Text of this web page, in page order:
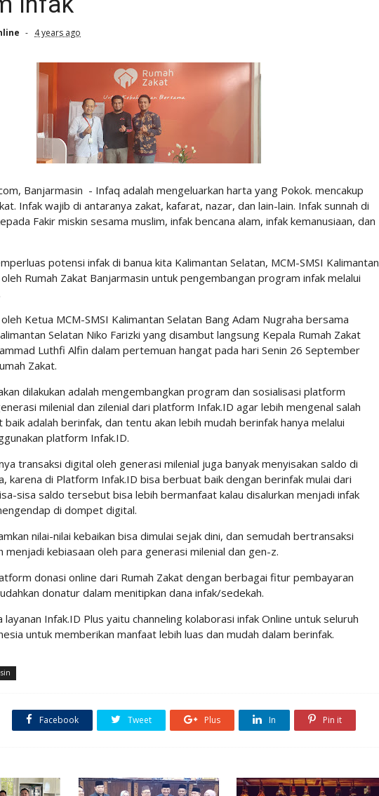
4 years ago
Banjarmasin - Infaq adalah mengeluarkan harta yang Pokok. mencakup
Infak wajib di antaranya zakat, kafarat, nazar, dan lain-lain. Infak sunnah di
Fakir miskin sesama muslim, infak bencana alam, infak kemanusiaan, dan
potensi infak di banua kita Kalimantan Selatan, MCM-SMSI Kalimantan
Rumah Zakat Banjarmasin untuk pengembangan program infak melalui
Ketua MCM-SMSI Kalimantan Selatan Bang Adam Nugraha bersama
Selatan Niko Farizki yang disambut langsung Kepala Rumah Zakat
Luthfi Alfin dalam pertemuan hangat pada hari Senin 26 September
Zakat.
dilakukan adalah mengembangkan program dan sosialisasi platform
milenial dan zilenial dari platform Infak.ID agar lebih mengenal salah
adalah berinfak, dan tentu akan lebih mudah berinfak hanya melalui
platform Infak.ID.
transaksi digital oleh generasi milenial juga banyak menyisakan saldo di
karena di Platform Infak.ID bisa berbuat baik dengan berinfak mulai dari
sisa saldo tersebut bisa lebih bermanfaat kalau disalurkan menjadi infak
di dompet digital.
nilai-nilai kebaikan bisa dimulai sejak dini, dan semudah bertransaksi
menjadi kebiasaan oleh para generasi milenial dan gen-z.
donasi online dari Rumah Zakat dengan berbagai fitur pembayaran
donatur dalam menitipkan dana infak/sedekah.
layanan Infak.ID Plus yaitu channeling kolaborasi infak Online untuk seluruh
untuk memberikan manfaat lebih luas dan mudah dalam berinfak.
Facebook Tweet Plus In Pin it